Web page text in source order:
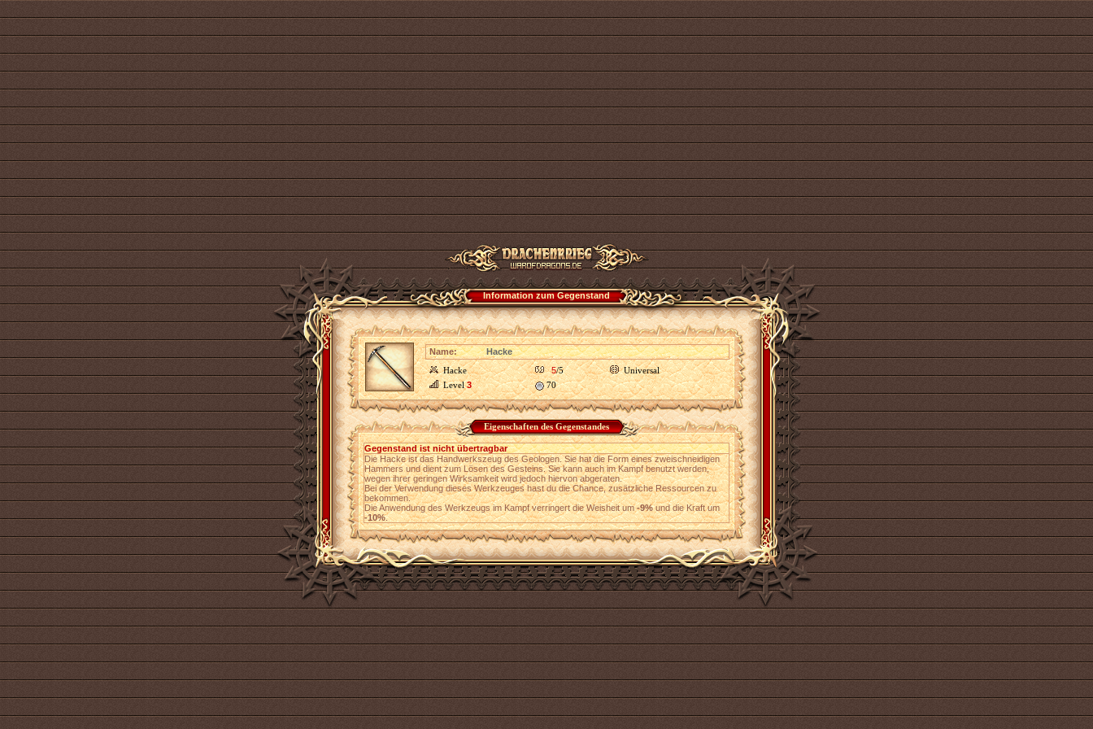
Information zum Gegenstand
Name:
Hacke
Hacke
5/5
Universal
Level3 70
Eigenschaften des Gegenstandes
Gegenstand ist nicht übertragbar
Die Hacke ist das Handwerkszeug des Geologen. Sie hat die Form eines zweischneidigen
Hammers und dient zum Lösen des Gesteins. Sie kann auch im Kampf benutzt werden,
wegen ihrer geringen Wirksamkeit wird jedoch hiervon abgeraten.
Bei der Verwendung dieses Werkzeuges hast du die Chance, zusätzliche Ressourcen zu
bekommen.
Die Anwendung des Werkzeugs im Kampf verringert die Weisheit um-9%und die Kraft um
-10%.